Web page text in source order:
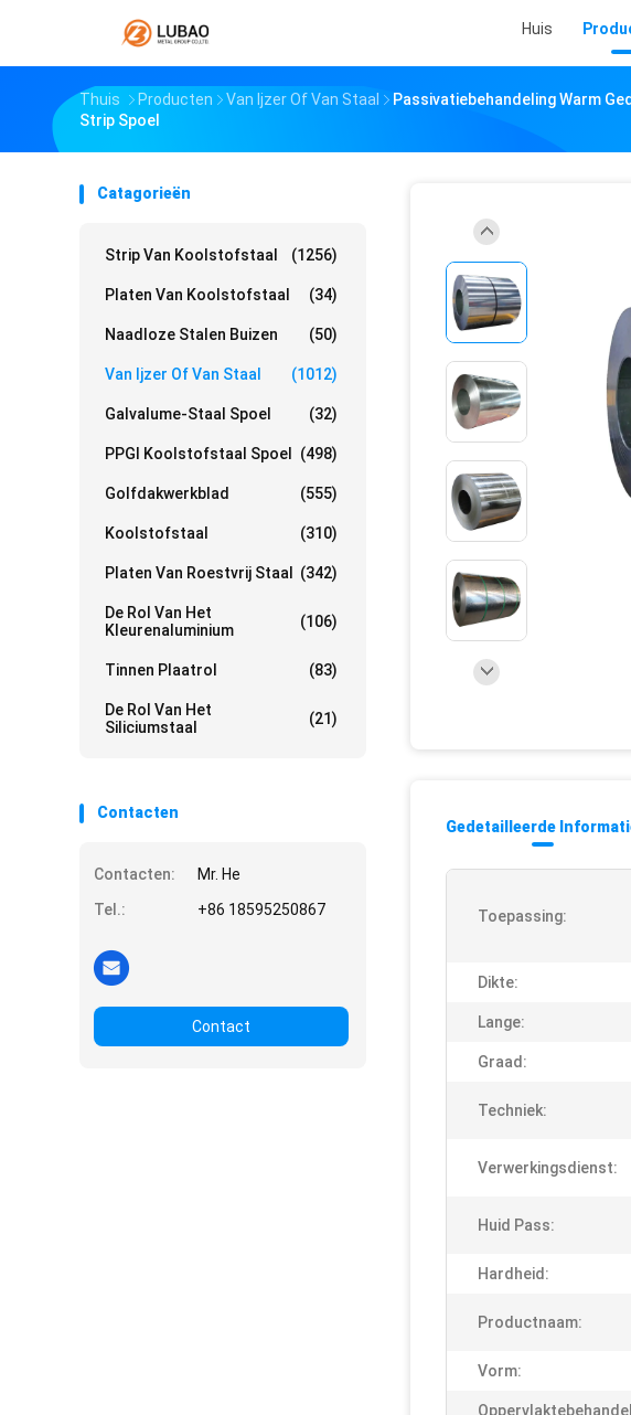
Huis
Thuis Producten Van Ijzer Of Van Staal
Passivatiebehandeling Warm
Strip Spoel
Catagorieën
Strip Van Koolstofstaal (1256)
Platen Van Koolstofstaal (34)
Naadloze Stalen Buizen (50)
Van Ijzer Of Van Staal (1012)
Galvalume-Staal Spoel (32)
PPGI Koolstofstaal Spoel (498)
Golfdakwerkblad (555)
Koolstofstaal (310)
Platen Van Roestvrij Staal (342)
De Rol Van Het
Kleurenaluminium
(106)
Tinnen Plaatrol (83)
De Rol Van Het
Siliciumstaal
(21)
Contacten
Contacten:
Mr. He
Tel.:
+86 18595250867
Contact
Gedetailleerde
Toepassing:
Dikte:
Lange:
Graad:
Techniek:
Verwerkingsdienst:
Huid Pass:
Hardheid:
Productnaam:
Vorm: